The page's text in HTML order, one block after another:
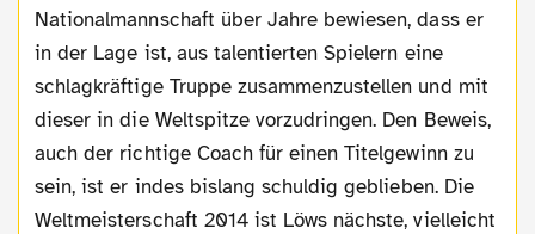
Nationalmannschaft über Jahre bewiesen, dass er
in der Lage ist, aus talentierten Spielern eine
schlagkräftige Truppe zusammenzustellen und mit
dieser in die Weltspitze vorzudringen. Den Beweis,
auch der richtige Coach für einen Titelgewinn zu
sein, ist er indes bislang schuldig geblieben. Die
Weltmeisterschaft 2014 ist Löws nächste, vielleicht